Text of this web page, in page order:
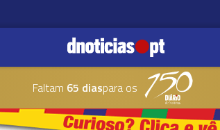
Faltam 65 diaspara os